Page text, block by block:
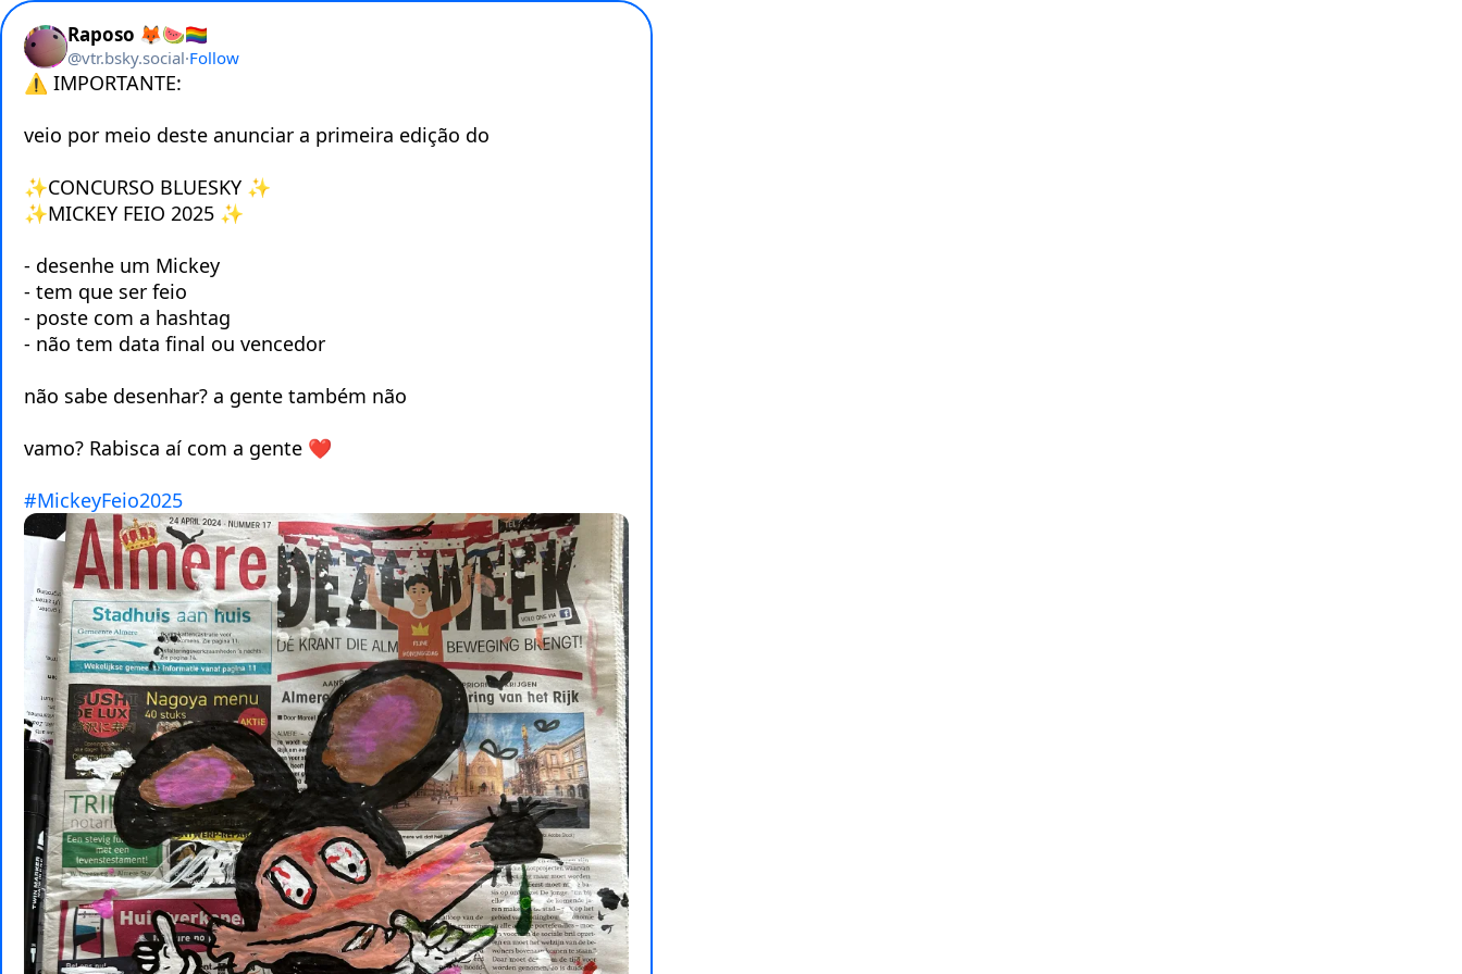
Raposo 🦊🍉🏳️‍🌈
@vtr.bsky.social·Follow
⚠️ IMPORTANTE:
veio por meio deste anunciar a primeira edição do
✨CONCURSO BLUESKY ✨
✨MICKEY FEIO 2025 ✨
- desenhe um Mickey
- tem que ser feio
- poste com a hashtag
- não tem data final ou vencedor
não sabe desenhar? a gente também não
vamo? Rabisca aí com a gente ❤️
#MickeyFeio2025